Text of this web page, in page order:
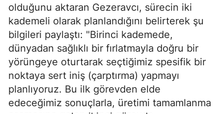
olduğunu aktaran Gezeravcı, sürecin iki
kademeli olarak planlandığını belirterek şu
bilgileri paylaştı: "Birinci kademede,
dünyadan sağlıklı bir fırlatmayla doğru bir
yörüngeye oturtarak seçtiğimiz spesifik bir
noktaya sert iniş (çarptırma) yapmayı
planlıyoruz. Bu ilk görevden elde
edeceğimiz sonuçlarla, üretimi tamamlanma